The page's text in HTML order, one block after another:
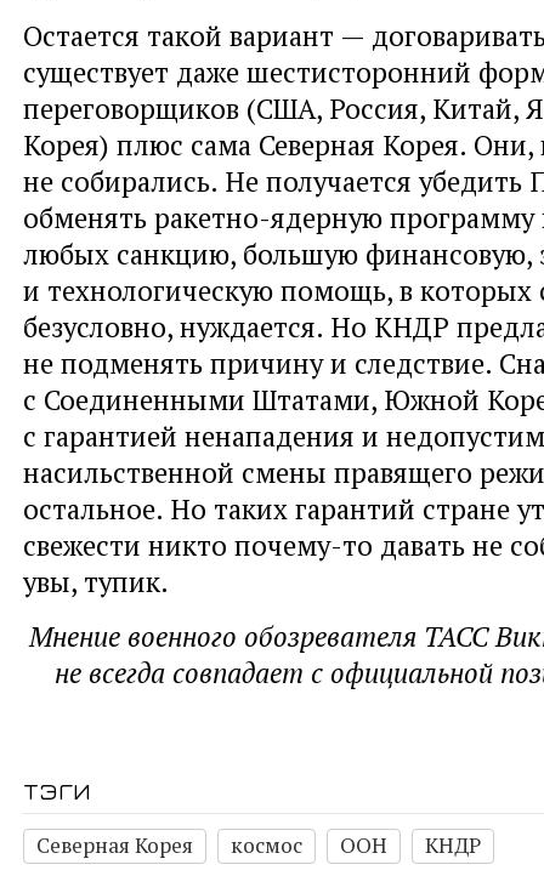
Остается такой вариант —
существует даже шестисторонний
переговорщиков (США, Россия, Китай,
Корея) плюс сама Северная Корея. Они,
не собирались. Не получается убедить
обменять ракетно-ядерную программу
любых санкцию, большую финансовую,
и технологическую помощь, в которых
безусловно, нуждается. Но КНДР
не подменять причину и следствие.
с Соединенными Штатами, Южной
с гарантией ненападения и
насильственной смены правящего
остальное. Но таких гарантий стране
свежести никто почему-то давать не
увы, тупик.
Мнение военного обозревателя ТАСС
не всегда совпадает с официальной
тэги
Северная Корея космос ООН КНДР